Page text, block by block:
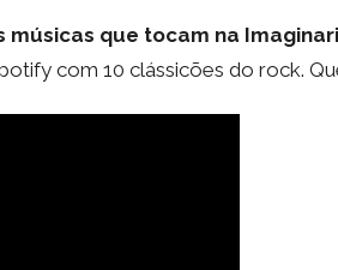
músicas que tocam na
com 10 clássicões do rock.